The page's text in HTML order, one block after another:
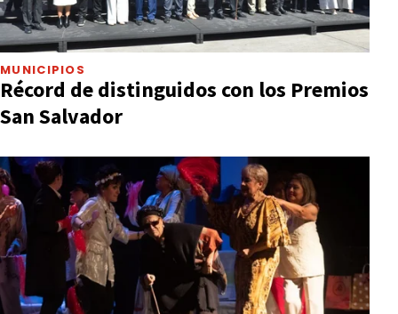
MUNICIPIOS
Récord de distinguidos con los Premios
San Salvador